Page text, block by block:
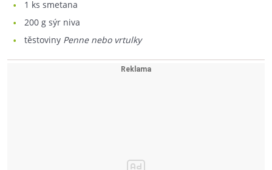
1 ks smetana
200 g sýr niva
těstoviny Penne nebo vrtulky